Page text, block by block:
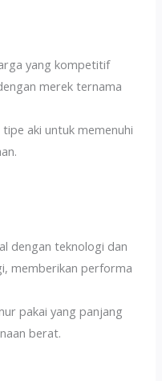
yang kompetitif
merek ternama
aki untuk memenuhi
dengan teknologi dan
memberikan performa
pakai yang panjang
berat.